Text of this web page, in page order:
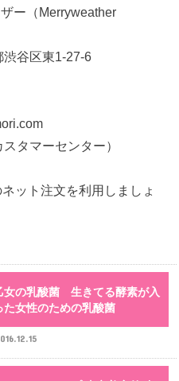
ー（Merryweather
谷区東1-27-6
タマーセンター）
ット注文を利用しましょ
女の乳酸菌 生きてる酵素が入
た女性のための乳酸菌